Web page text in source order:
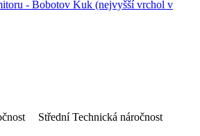
Střední Technická náročnost